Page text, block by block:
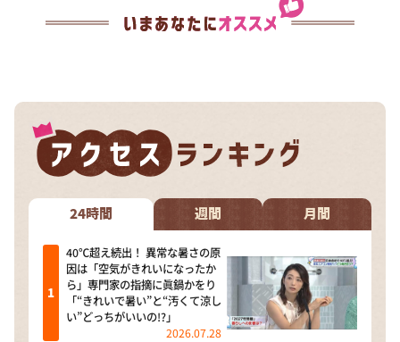
24時間 週間 月間
40℃超え続出！ 異常な暑さの原
因は「空気がきれいになったか
ら」専門家の指摘に眞鍋かをり
「“きれいで暑い”と“汚くて涼し
い”どっちがいいの!?」
2026.07.28